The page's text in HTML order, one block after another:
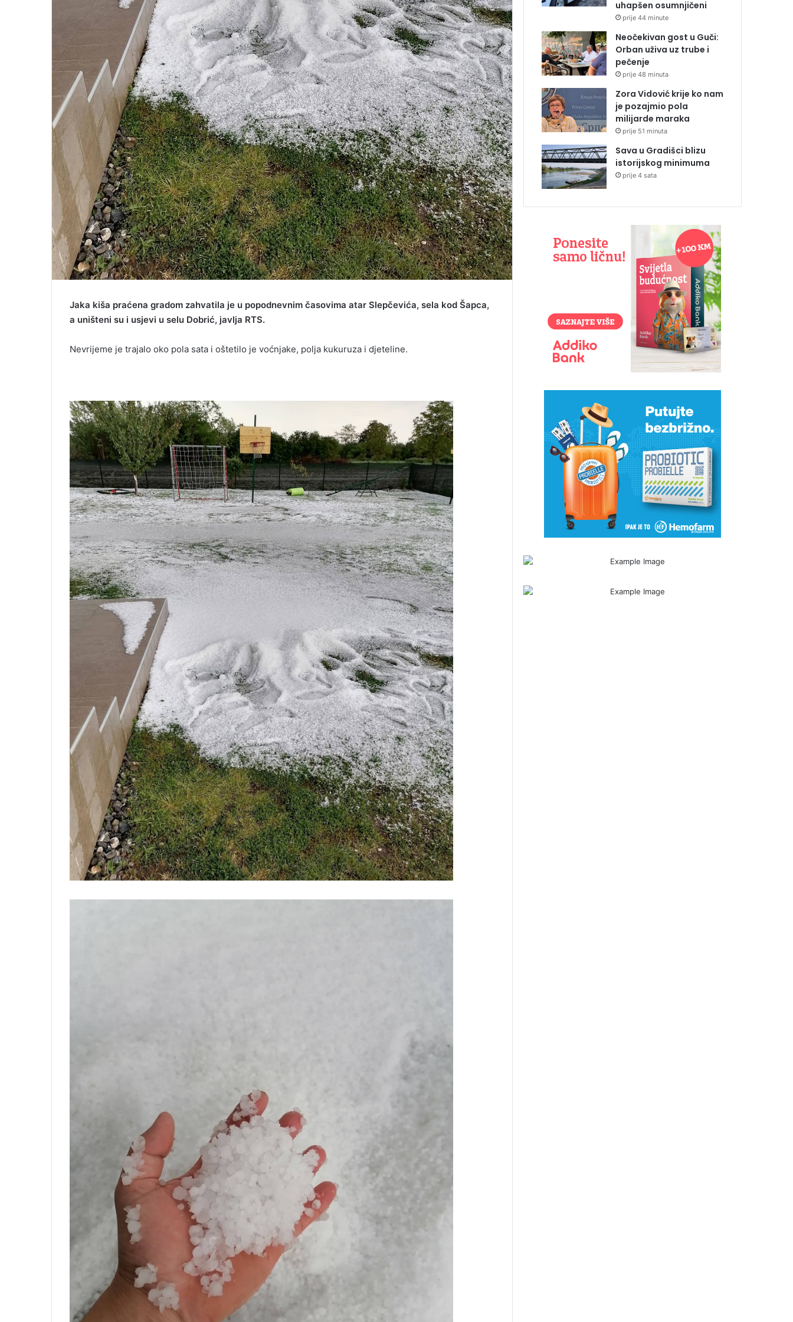
Jaka kiša praćena gradom zahvatila je u popodnevnim časovima atar Slepčevića, sela kod Šapca,
a uništeni su i usjevi u selu Dobrić, javlja RTS.
Nevrijeme je trajalo oko pola sata i oštetilo je voćnjake, polja kukuruza i djeteline.
uhapšen osumnjičeni
prije 44 minute
Neočekivan gost u Guči:
Orban uživa uz trube i
pečenje
prije 48 minuta
Zora Vidović krije ko nam
je pozajmio pola
milijarde maraka
prije 51 minuta
Sava u Gradišci blizu
istorijskog minimuma
prije 4 sata